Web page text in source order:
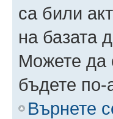
са били
на базата
Можете да
бъдете по-
Върнете